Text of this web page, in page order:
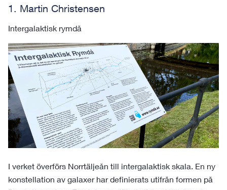
1. Martin Christensen
Intergalaktisk rymdå
I verket överförs Norrtäljeån till intergalaktisk skala. En ny
konstellation av galaxer har definierats utifrån formen på